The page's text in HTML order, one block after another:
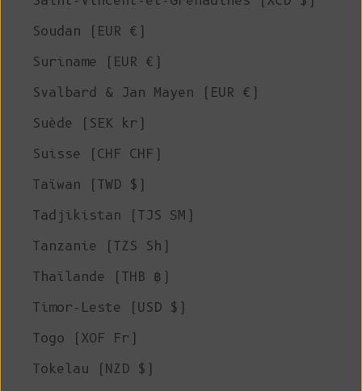
Soudan (EUR €)
Suriname (EUR €)
Svalbard & Jan Mayen (EUR €)
Suède (SEK kr)
Suisse (CHF CHF)
Taïwan (TWD $)
Tadjikistan (TJS ЅМ)
Tanzanie (TZS Sh)
Thaïlande (THB ฿)
Timor-Leste (USD $)
Togo (XOF Fr)
Tokelau (NZD $)